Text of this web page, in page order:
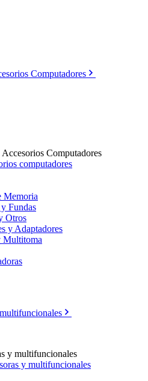
Computadores
Accesorios Computadores
computadores
Memoria
Fundas
Otros
y Adaptadores
Multitoma
y multifuncionales
y multifuncionales